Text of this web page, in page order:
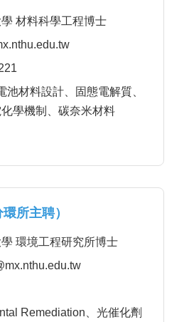
材料科學工程博士
池材料設計、固態電解質、
學機制、碳奈米材料
所主聘）
環境工程研究所博士
Remediation、光催化劑